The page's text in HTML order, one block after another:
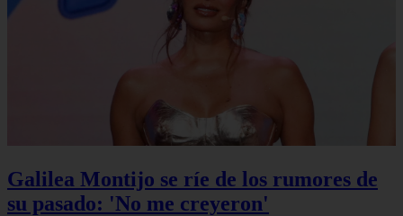
Galilea Montijo se ríe de los rumores de
su pasado: 'No me creyeron'